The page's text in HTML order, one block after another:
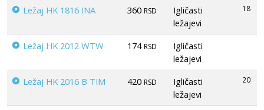
Ležaj HK 1816 INA 360 RSD
Igličasti
ležajevi
18
Ležaj HK 2012 WTW 174RSD
Igličasti
ležajevi
Ležaj HK 2016 B TIM
420 RSD
Igličasti
ležajevi
20